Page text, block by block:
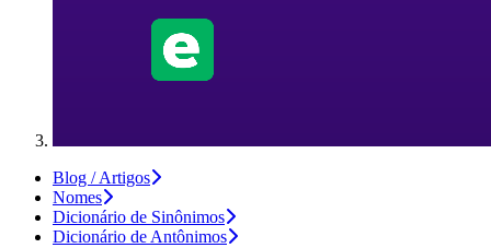
Blog / Artigos
Nomes
Dicionário de Sinônimos
Dicionário de Antônimos